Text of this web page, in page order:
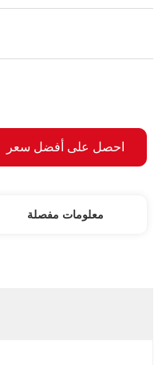
احصل على أفضل سعر
معلومات مفصلة